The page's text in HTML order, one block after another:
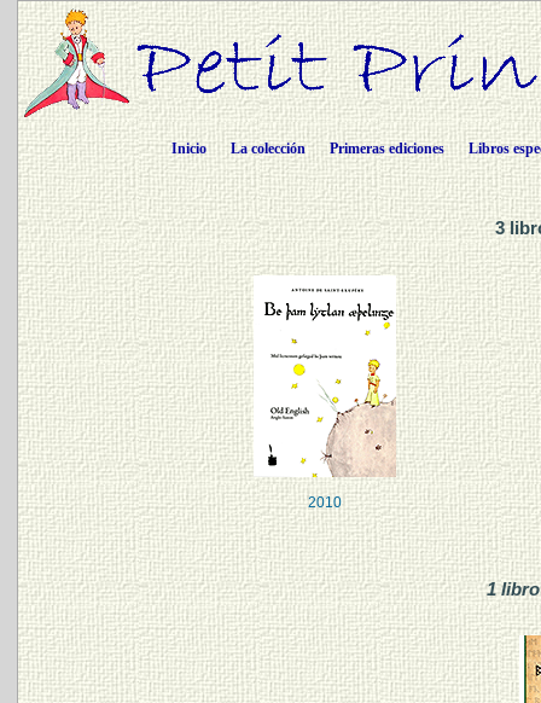
Inicio La colección Primeras ediciones Libros
3
2010
1